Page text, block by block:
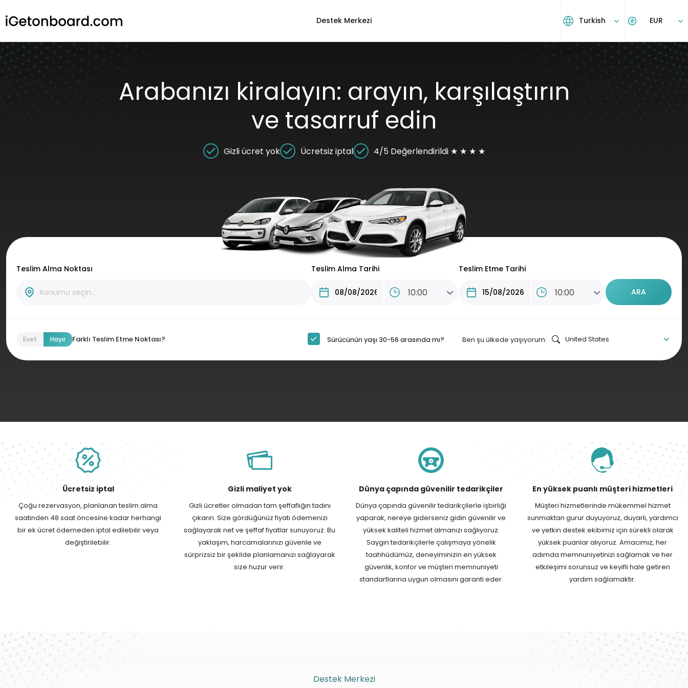
Destek Merkezi Turkish EUR
Arabanızı kiralayın: arayın, karşılaştırın
ve tasarruf edin
Gizli ücret yok Ücretsiz iptal 4/5 Değerlendirildi ★ ★ ★ ★
Teslim Alma Noktası Teslim Alma Tarihi
10:00
Teslim Etme Tarihi
10:00 ARA
Evet Hayır Farklı Teslim Etme Noktası? Sürücünün yaşı 30-56 arasında mı? Ben şu ülkede yaşıyorum:
Ücretsiz iptal
Çoğu rezervasyon, planlanan teslim alma
saatinden 48 saat öncesine kadar herhangi
bir ek ücret ödemeden iptal edilebilir veya
değiştirilebilir.
Gizli maliyet yok
Gizli ücretler olmadan tam şeffaflığın tadını
çıkarın. Size gördüğünüz fiyatı ödemenizi
sağlayarak net ve şeffaf fiyatlar sunuyoruz. Bu
yaklaşım, harcamalarınızı güvenle ve
sürprizsiz bir şekilde planlamanızı sağlayarak
size huzur verir.
Dünya çapında güvenilir tedarikçiler
Dünya çapında güvenilir tedarikçilerle işbirliği
yaparak, nereye giderseniz gidin güvenilir ve
yüksek kaliteli hizmet almanızı sağlıyoruz.
Saygın tedarikçilerle çalışmaya yönelik
taahhüdümüz, deneyiminizin en yüksek
güvenlik, konfor ve müşteri memnuniyeti
standartlarına uygun olmasını garanti eder.
En yüksek puanlı müşteri hizmetleri
Müşteri hizmetlerinde mükemmel hizmet
sunmaktan gurur duyuyoruz, duyarlı, yardımcı
ve yetkin destek ekibimiz için sürekli olarak
yüksek puanlar alıyoruz. Amacımız, her
adımda memnuniyetinizi sağlamak ve her
etkileşimi sorunsuz ve keyifli hale getiren
yardım sağlamaktır.
Destek Merkezi